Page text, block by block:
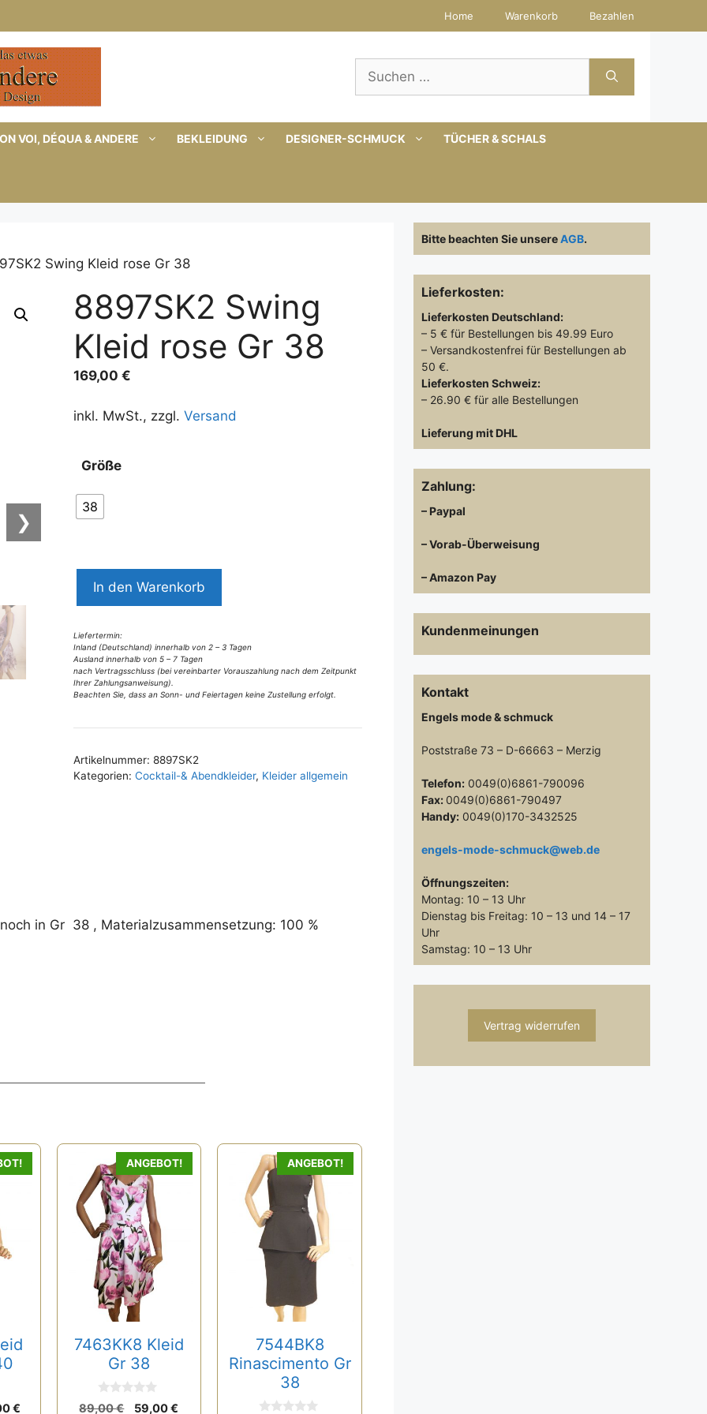
Home Warenkorb Bezahlen
Suchen
nach:
VOI, DÉQUA & ANDERE BEKLEIDUNG DESIGNER-SCHMUCK TÜCHER & SCHALS
Swing Kleid rose Gr 38
❯
8897SK2 Swing
Kleid rose Gr 38
169,00€
inkl. MwSt., zzgl.Versand
Größe
38
8897SK2
Swing
rose
Gr
38
Menge
In den Warenkorb
Liefertermin:
Inland (Deutschland) innerhalb von 2 – 3 Tagen
Ausland innerhalb von 5 – 7 Tagen
nach Vertragsschluss (bei vereinbarter Vorauszahlung nach dem Zeitpunkt
Ihrer Zahlungsanweisung).
Beachten Sie, dass an Sonn- und Feiertagen keine Zustellung erfolgt.
l
e
:
Artikelnummer:8897SK2
Kategorien:Cocktail-& Abendkleider, Kleider allgemein
in Gr 38 , Materialzusammensetzung: 100 %
€
ANGEBOT!
7463KK8 Kleid
Gr 38
0
89,00€
Ursprünglicher
59,00€
ANGEBOT!
7544BK8
Rinascimento Gr
38
Bitte beachten Sie unsereAGB.
Lieferkosten:
Lieferkosten Deutschland:
– 5 € für Bestellungen bis 49.99 Euro
– Versandkostenfrei für Bestellungen ab
50 €.
Lieferkosten Schweiz:
– 26.90 € für alle Bestellungen
Lieferung mit DHL
Zahlung:
– Paypal
– Vorab-Überweisung
– Amazon Pay
Kundenmeinungen
Kontakt
Engels mode & schmuck
Poststraße 73 – D-66663 – Merzig
Telefon: 0049(0)6861-790096
Fax: 0049(0)6861-790497
Handy: 0049(0)170-3432525
engels-mode-schmuck@web.de
Öffnungszeiten:
Montag: 10 – 13 Uhr
Dienstag bis Freitag: 10 – 13 und 14 – 17
Uhr
Samstag: 10 – 13 Uhr
Vertrag widerrufen